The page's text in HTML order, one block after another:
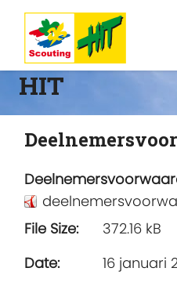
HIT
File Size:
372.16 kB
Date:
16 januari